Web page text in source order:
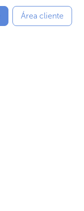
Área cliente